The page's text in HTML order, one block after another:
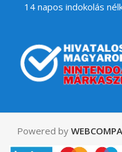
14 napos indokolás
Powered by